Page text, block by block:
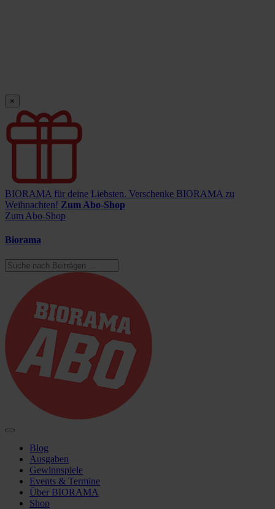
×
BIORAMA für deine Liebsten. Verschenke BIORAMA zu
Weihnachten! Zum Abo-Shop
Zum Abo-Shop
Biorama
Blog
Ausgaben
Gewinnspiele
Events & Termine
Über BIORAMA
Shop